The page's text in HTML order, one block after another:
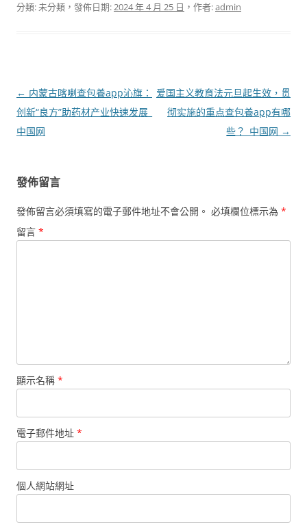
分類: 未分類，發佈日期:2024 年 4 月 25 日 ，作者:admin
文
章
導
← 内蒙古喀喇查包養app沁旗：
创新“良方”助药材产业快速发展_
中国网
爱国主义教育法元旦起生效，贯
彻实施的重点查包養app有哪
些？_中国网 →
發佈留言
發佈留言必須填寫的電子郵件地址不會公開。 必填欄位標示為 *
留言 *
顯示名稱 *
電子郵件地址 *
個人網站網址